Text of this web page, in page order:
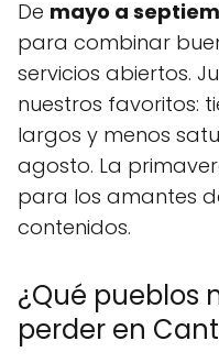
De mayo a
para combinar
servicios abiertos.
nuestros favoritos:
largos y menos
agosto. La
para los amantes
contenidos.
¿Qué pueblos
perder en